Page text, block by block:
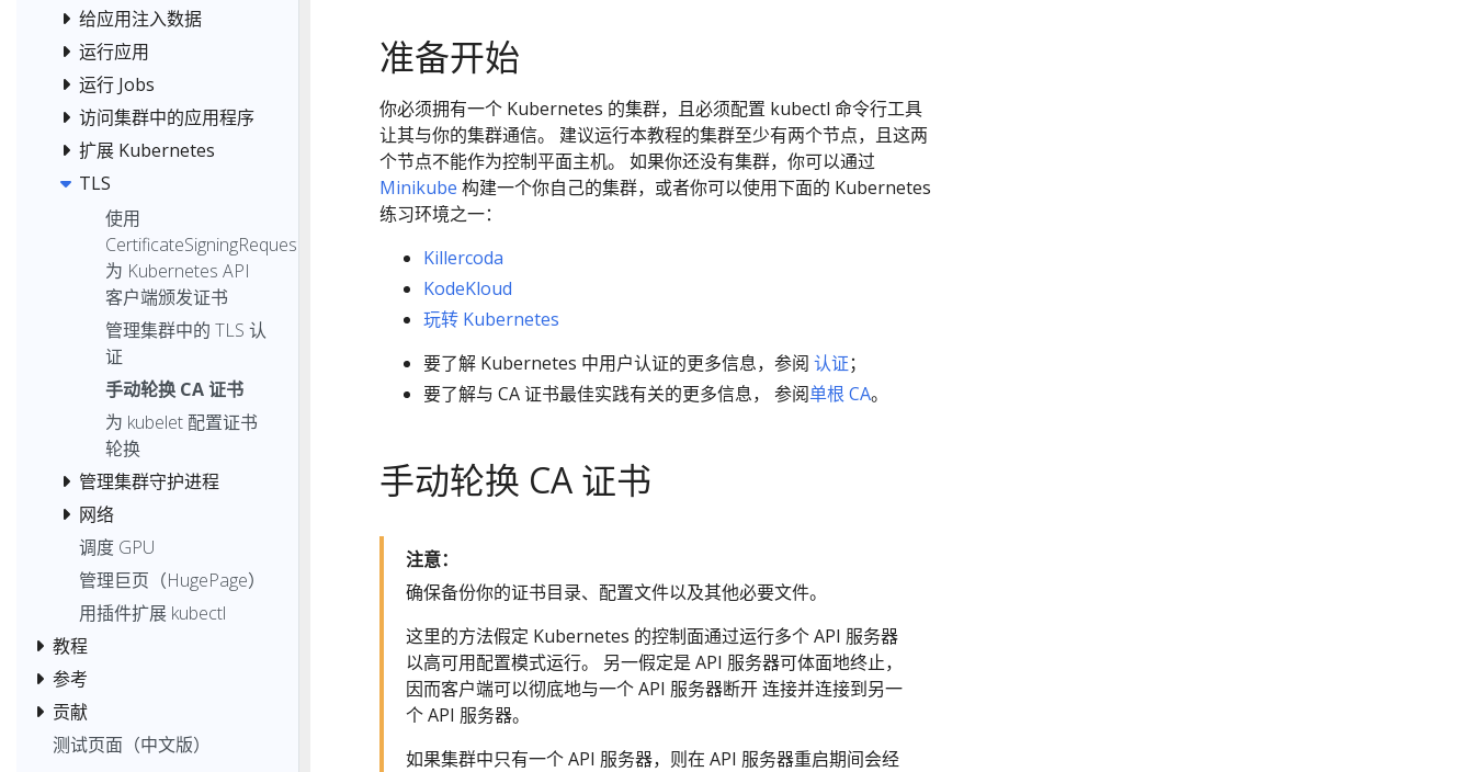
给应用注入数据
运行应用
运行 Jobs
访问集群中的应用程序
扩展 Kubernetes
TLS
使用
CertificateSigningRequest
为 Kubernetes API
客户端颁发证书
管理集群中的 TLS 认
证
手动轮换 CA 证书
为 kubelet 配置证书
轮换
管理集群守护进程
网络
调度 GPU
管理巨页（HugePage）
用插件扩展 kubectl
教程
参考
贡献
测试页面（中文版）
准备开始
你必须拥有一个 Kubernetes 的集群，且必须配置 kubectl 命令行工具
让其与你的集群通信。 建议运行本教程的集群至少有两个节点，且这两
个节点不能作为控制平面主机。 如果你还没有集群，你可以通过
Minikube 构建一个你自己的集群，或者你可以使用下面的 Kubernetes
练习环境之一：
Killercoda
KodeKloud
玩转 Kubernetes
要了解 Kubernetes 中用户认证的更多信息，参阅 认证；
要了解与 CA 证书最佳实践有关的更多信息， 参阅单根 CA。
手动轮换 CA 证书
注意：
确保备份你的证书目录、配置文件以及其他必要文件。
这里的方法假定 Kubernetes 的控制面通过运行多个 API 服务器
以高可用配置模式运行。 另一假定是 API 服务器可体面地终止，
因而客户端可以彻底地与一个 API 服务器断开 连接并连接到另一
个 API 服务器。
如果集群中只有一个 API 服务器，则在 API 服务器重启期间会经